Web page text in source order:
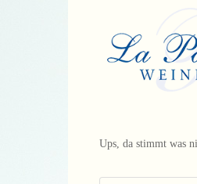
Ups, da stimmt was